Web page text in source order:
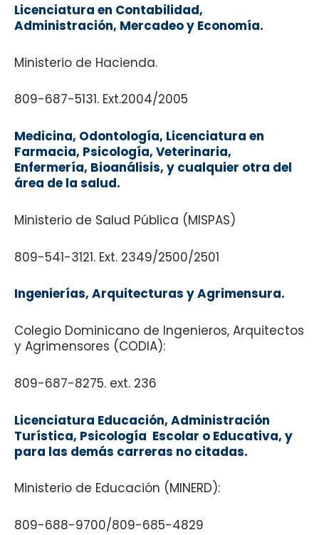
Licenciatura en Contabilidad,
Administración, Mercadeo y Economía.
Ministerio de Hacienda.
809-687-5131. Ext.2004/2005
Medicina, Odontología, Licenciatura en
Farmacia, Psicología, Veterinaria,
Enfermería, Bioanálisis, y cualquier otra del
área de la salud.
Ministerio de Salud Pública (MISPAS)
809-541-3121. Ext. 2349/2500/2501
Ingenierías, Arquitecturas y Agrimensura.
Colegio Dominicano de Ingenieros, Arquitectos
y Agrimensores (CODIA):
809-687-8275. ext. 236
Licenciatura Educación, Administración
Turística, Psicología Escolar o Educativa, y
para las demás carreras no citadas.
Ministerio de Educación (MINERD):
809-688-9700/809-685-4829